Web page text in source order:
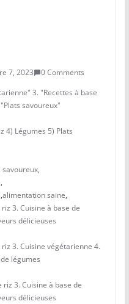
7, 2023
0 Comments
3. "Recettes à base
savoureux"
4) Légumes 5) Plats
,
,
,alimentation saine,
3. Cuisine à base de
délicieuses
3. Cuisine végétarienne 4.
légumes
3. Cuisine à base de
délicieuses